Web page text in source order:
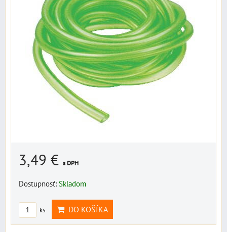
3,49 € s DPH
Dostupnosť: Skladom
ks DO KOŠÍKA